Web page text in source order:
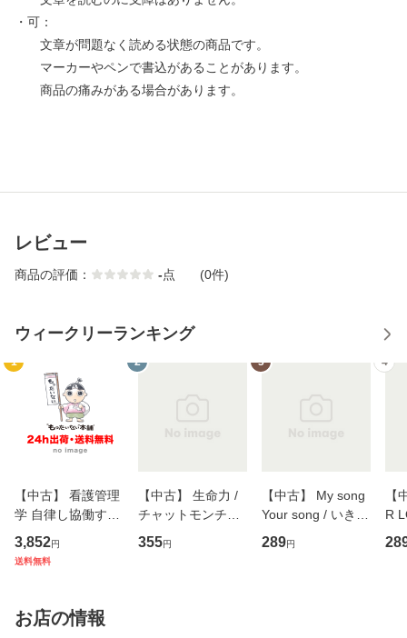
・可：
文章が問題なく読める状態の商品です。
マーカーやペンで書込があることがあります。
商品の痛みがある場合があります。
レビュー
商品の評価： -点 (0件)
ウィークリーランキング
1
【中古】 看護管理
学 自律し協働する
専門職の看護マネ
ジメントスキル 改
恵 藤本幸三 / 南江
堂 [単行
3,852円
送料無料
2
【中古】 生命力 /
チャットモンチー /
キューンレコード
[CD]【メール便送
355円
3
【中古】 My song
Your song / いきも
のがかり / [CD]
【メール便送料無
289円
4
【
R
産
お店の情報